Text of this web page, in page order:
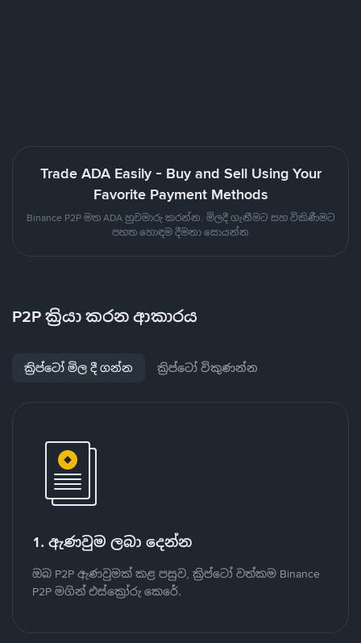
Trade ADA Easily - Buy and Sell Using Your
Favorite Payment Methods
Binance P2P මත ADA හුවමාරු කරන්න. මිලදී ගැනීමට සහ විකිණීමට
පහත හොඳම දීමනා සොයන්න
P2P ක්‍රියා කරන ආකාරය
ක්‍රිප්ටෝ මිල දී ගන්න ක්‍රිප්ටෝ විකුණන්න
1. ඇණවුම ලබා දෙන්න
ඔබ P2P ඇණවුමක් කළ පසුව, ක්‍රිප්ටෝ වත්කම Binance
P2P මගින් එස්ක්‍රෝරු කෙරේ.